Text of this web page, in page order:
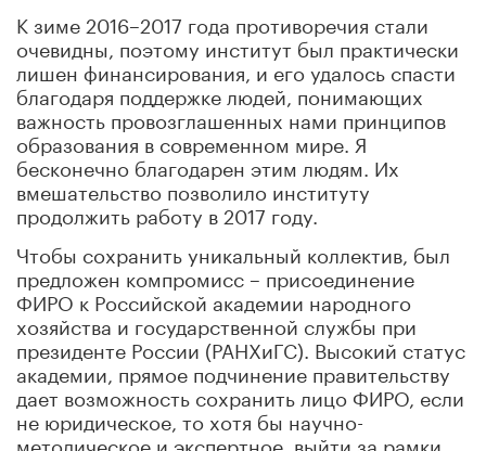
К зиме 2016–2017 года противоречия стали
очевидны, поэтому институт был практически
лишен финансирования, и его удалось спасти
благодаря поддержке людей, понимающих
важность провозглашенных нами принципов
образования в современном мире. Я
бесконечно благодарен этим людям. Их
вмешательство позволило институту
продолжить работу в 2017 году.
Чтобы сохранить уникальный коллектив, был
предложен компромисс – присоединение
ФИРО к Российской академии народного
хозяйства и государственной службы при
президенте России (РАНХиГС). Высокий статус
академии, прямое подчинение правительству
дает возможность сохранить лицо ФИРО, если
не юридическое, то хотя бы научно-
методическое и экспертное, выйти за рамки